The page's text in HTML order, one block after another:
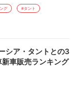
グ #タント
シア・タントとの3
車販売ランキング